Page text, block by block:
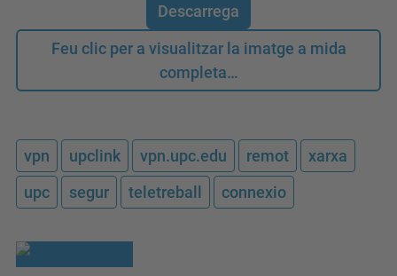
Descarrega
Feu clic per a visualitzar la imatge a mida
completa…
vpn upclink vpn.upc.edu remot
xarxa
upc
segur teletreball connexio